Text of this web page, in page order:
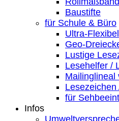
Baustifte
für Schule & Büro
Ultra-Flexibel
Geo-
Lustige
Lesehelfer /
Mailinglineal
Lesezeichen
für
Infos